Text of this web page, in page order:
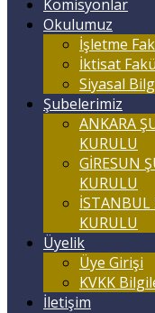
Komisyonlar
Okulumuz
İşletme
İktisat
Siyasal
Şubelerimiz
ANKARA
KURULU
GİRESUN
KURULU
İSTANBUL
KURULU
Üyelik
Üye Girişi
KVKK
İletişim